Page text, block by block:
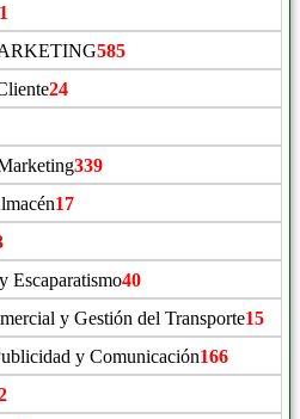
585
24
339
17
Escaparatismo40
y Gestión del Transporte15
y Comunicación166